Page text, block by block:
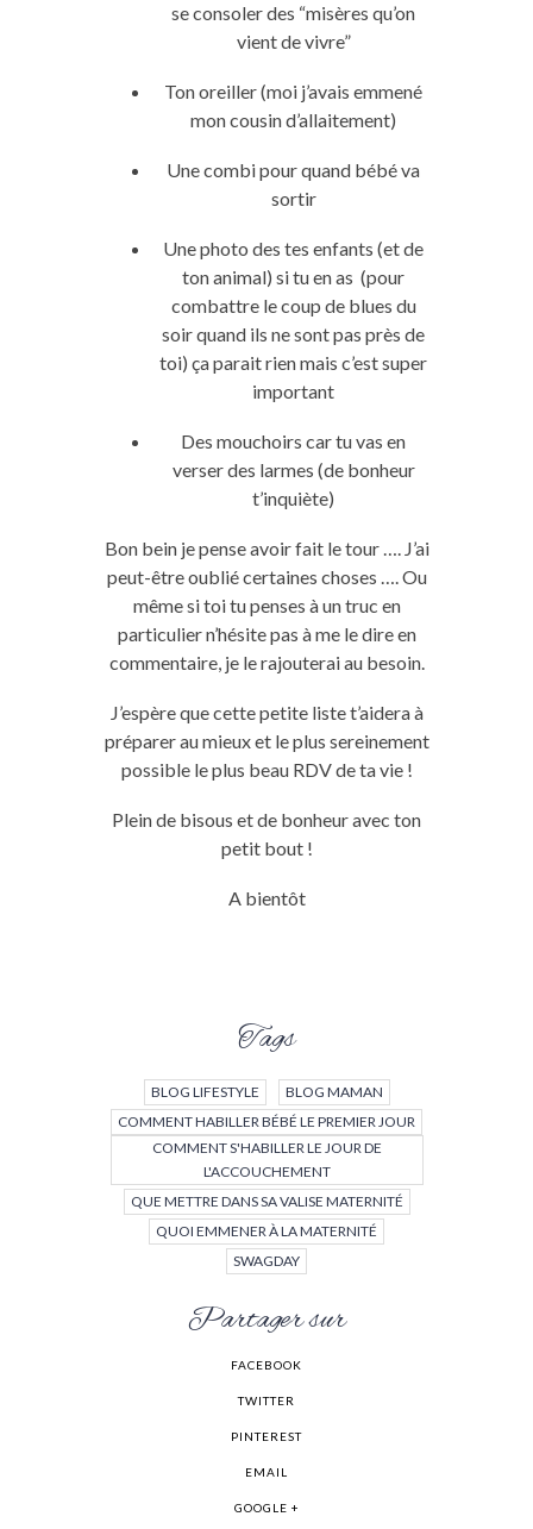
se consoler des “misères qu’on
vient de vivre”
Ton oreiller (moi j’avais emmené
mon cousin d’allaitement)
Une combi pour quand bébé va
sortir
Une photo des tes enfants (et de
ton animal) si tu en as (pour
combattre le coup de blues du
soir quand ils ne sont pas près de
toi) ça parait rien mais c’est super
important
Des mouchoirs car tu vas en
verser des larmes (de bonheur
t’inquiète)
Bon bein je pense avoir fait le tour …. J’ai
peut-être oublié certaines choses …. Ou
même si toi tu penses à un truc en
particulier n’hésite pas à me le dire en
commentaire, je le rajouterai au besoin.
J’espère que cette petite liste t’aidera à
préparer au mieux et le plus sereinement
possible le plus beau RDV de ta vie !
Plein de bisous et de bonheur avec ton
petit bout !
A bientôt
Tags
BLOG LIFESTYLE
BLOG MAMAN
COMMENT HABILLER BÉBÉ LE PREMIER JOUR
COMMENT S'HABILLER LE JOUR DE
L'ACCOUCHEMENT
QUE METTRE DANS SA VALISE MATERNITÉ
QUOI EMMENER À LA MATERNITÉ
SWAGDAY
Partager sur
FACEBOOK
TWITTER
PINTEREST
EMAIL
GOOGLE +